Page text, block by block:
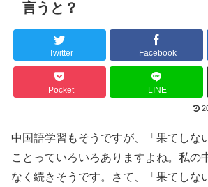
言うと？
Twitter Facebook
Pocket LINE
中国語学習もそうですが、「果てしな
ことっていろいろありますよね。私の
なく続きそうです。さて、「果てしな